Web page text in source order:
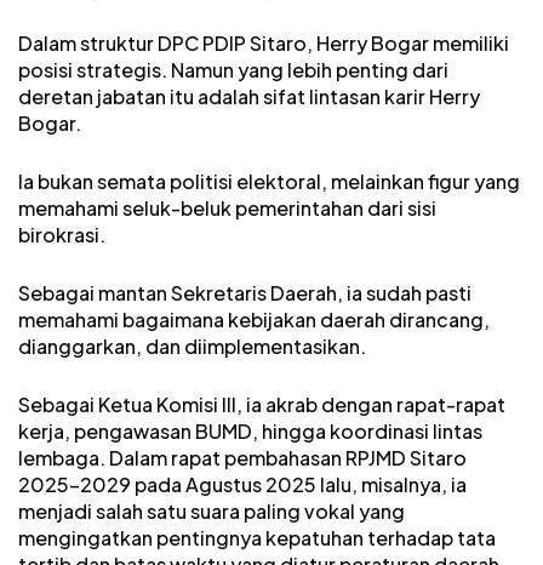
Dalam struktur DPC PDIP Sitaro, Herry Bogar memiliki
posisi strategis. Namun yang lebih penting dari
deretan jabatan itu adalah sifat lintasan karir Herry
Bogar.
Ia bukan semata politisi elektoral, melainkan figur yang
memahami seluk-beluk pemerintahan dari sisi
birokrasi.
Sebagai mantan Sekretaris Daerah, ia sudah pasti
memahami bagaimana kebijakan daerah dirancang,
dianggarkan, dan diimplementasikan.
Sebagai Ketua Komisi III, ia akrab dengan rapat-rapat
kerja, pengawasan BUMD, hingga koordinasi lintas
lembaga. Dalam rapat pembahasan RPJMD Sitaro
2025-2029 pada Agustus 2025 lalu, misalnya, ia
menjadi salah satu suara paling vokal yang
mengingatkan pentingnya kepatuhan terhadap tata